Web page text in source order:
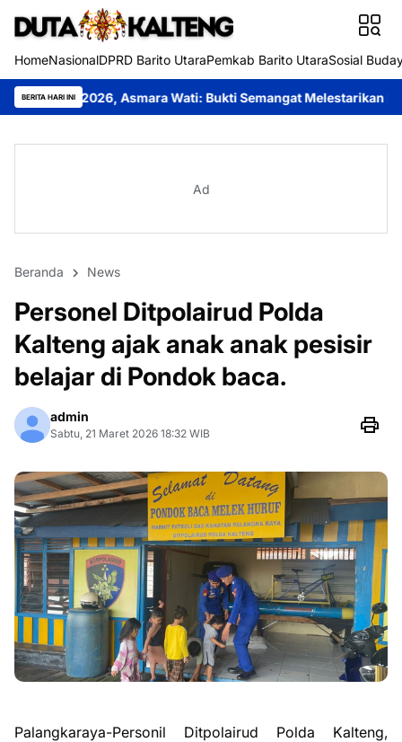
HomeNasionalDPRD Barito UtaraPemkab Barito UtaraSosial
BERITA HARI INIWati: Bukti Semangat Melestarikan Budaya Festival
Ad
Beranda News
‎Personel Ditpolairud Polda
Kalteng ajak anak anak pesisir
belajar di Pondok baca.
admin
Sabtu, 21 Maret 2026 18:32 WIB
‎Palangkaraya-Personil Ditpolairud Polda Kalteng,